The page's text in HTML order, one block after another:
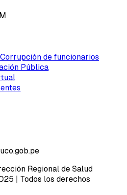
de funcionarios
Pública
Regional de Salud
| Todos los derechos